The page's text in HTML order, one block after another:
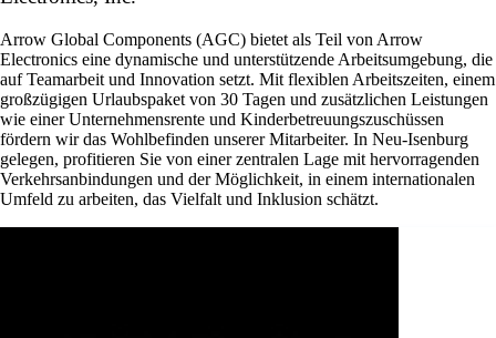
Arrow Global Components (AGC) bietet als Teil von Arrow
Electronics eine dynamische und unterstützende Arbeitsumgebung, die
auf Teamarbeit und Innovation setzt. Mit flexiblen Arbeitszeiten, einem
großzügigen Urlaubspaket von 30 Tagen und zusätzlichen Leistungen
wie einer Unternehmensrente und Kinderbetreuungszuschüssen
fördern wir das Wohlbefinden unserer Mitarbeiter. In Neu-Isenburg
gelegen, profitieren Sie von einer zentralen Lage mit hervorragenden
Verkehrsanbindungen und der Möglichkeit, in einem internationalen
Umfeld zu arbeiten, das Vielfalt und Inklusion schätzt.